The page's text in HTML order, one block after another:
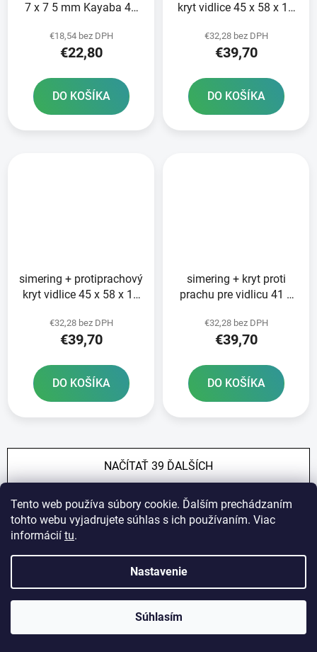
Tento web používa súbory cookie. Ďalším prechádzaním
tohto webu vyjadrujete súhlas s ich používaním. Viac
informácií tu.
Nastavenie
Súhlasím
7 x 7 5 mm Kayaba 41
€18,54 bez DPH
€22,80
DO KOŠÍKA
kryt vidlice 45 x 58 x 11
SKF
€32,28 bez DPH
€39,70
DO KOŠÍKA
simering + protiprachový
kryt vidlice 45 x 58 x 11
SKF
€32,28 bez DPH
€39,70
DO KOŠÍKA
simering + kryt proti
prachu pre vidlicu 41 x
mm SKF
€32,28 bez DPH
€39,70
DO KOŠÍKA
O
l
á
a
c
NAČÍTAŤ 39 ĎALŠÍCH
t
r
k
o
v
a
n
i
e
1 2
HORE